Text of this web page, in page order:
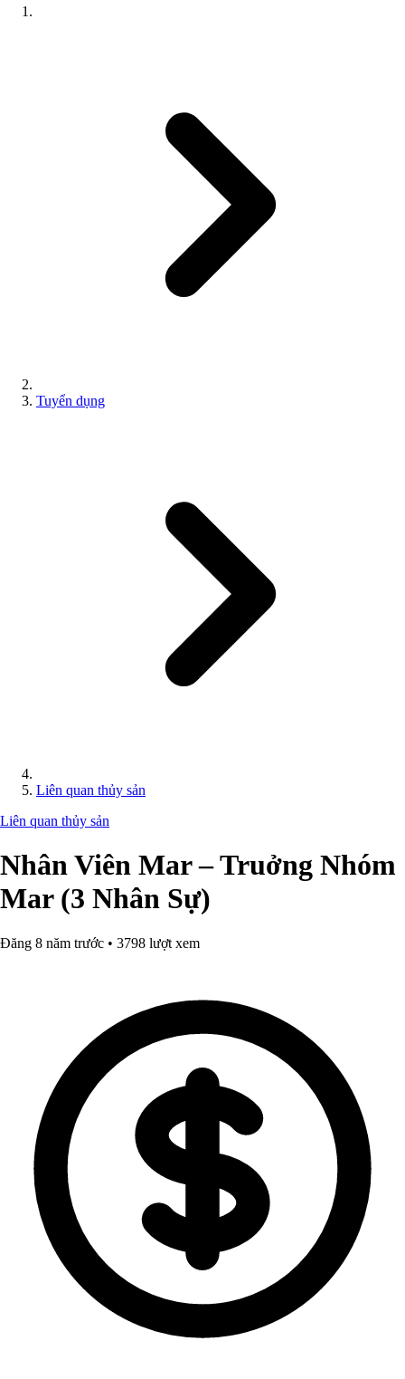
Tuyển dụng
Liên quan thủy sản
Liên quan thủy sản
Nhân Viên Mar – Truởng Nhóm
Mar (3 Nhân Sự)
Đăng 8 năm trước • 3798 lượt xem